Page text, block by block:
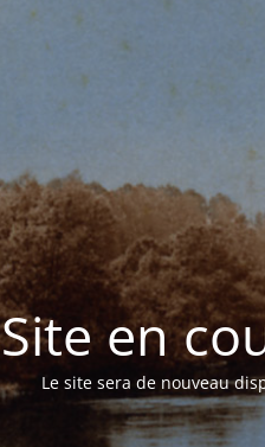
Site en
Le site sera de nouveau